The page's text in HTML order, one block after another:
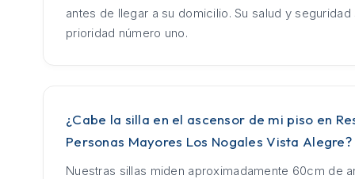
antes de llegar a su domicilio. Su salud y seguridad
prioridad número uno.
¿Cabe la silla en el ascensor de mi piso en
Personas Mayores Los Nogales Vista Alegre?
Nuestras sillas miden aproximadamente 60cm de